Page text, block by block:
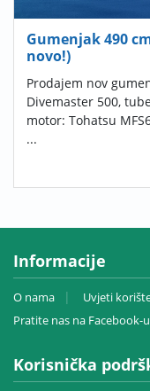
Gumenjak 490
novo!)
Prodajem nov
Divemaster 500,
motor: Tohatsu
...
Informacije
O nama Uvjeti
Pratite nas na Facebook-u
Korisnička